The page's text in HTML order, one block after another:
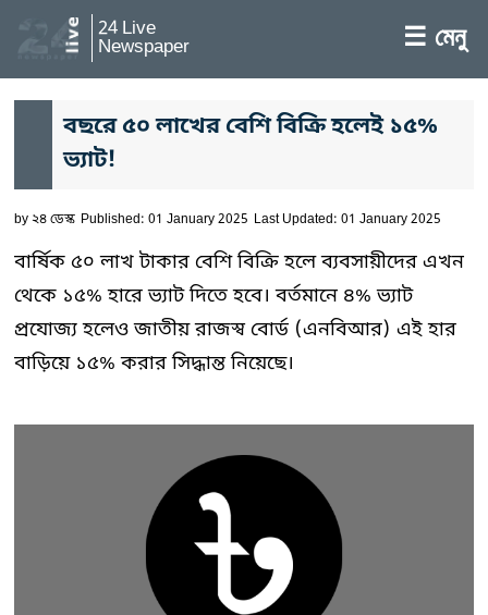
24 Live
Newspaper ☰ মেনু
বছরে ৫০ লাখের বেশি বিক্রি হলেই ১৫%
ভ্যাট!
by২৪ ডেস্ক Published: 01 January 2025 Last Updated: 01 January 2025
বার্ষিক ৫০ লাখ টাকার বেশি বিক্রি হলে ব্যবসায়ীদের এখন
থেকে ১৫% হারে ভ্যাট দিতে হবে। বর্তমানে ৪% ভ্যাট
প্রযোজ্য হলেও জাতীয় রাজস্ব বোর্ড (এনবিআর) এই হার
বাড়িয়ে ১৫% করার সিদ্ধান্ত নিয়েছে।